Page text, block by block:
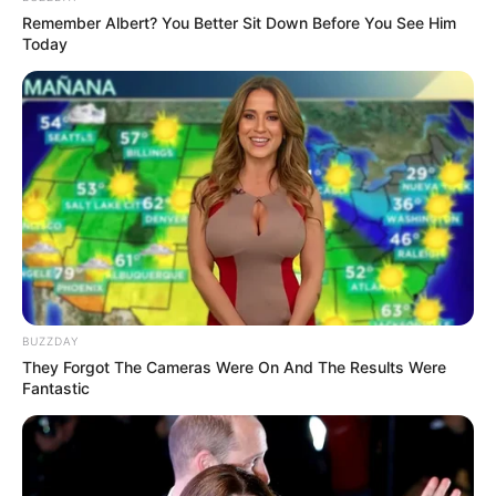
dan lain-lain.
Baca juga:Kain Tenun Sengkang Sulawesi Selatan, Penuh
Warna dan Berbahan Sutera
Beberapa sudut kampung di Lasem menjadi sentra
para pengrajin batik
Remember Albert? You Better Sit Down Before You See Him
Today
BUZZDAY
They Forgot The Cameras Were On And The Results Were
Fantastic